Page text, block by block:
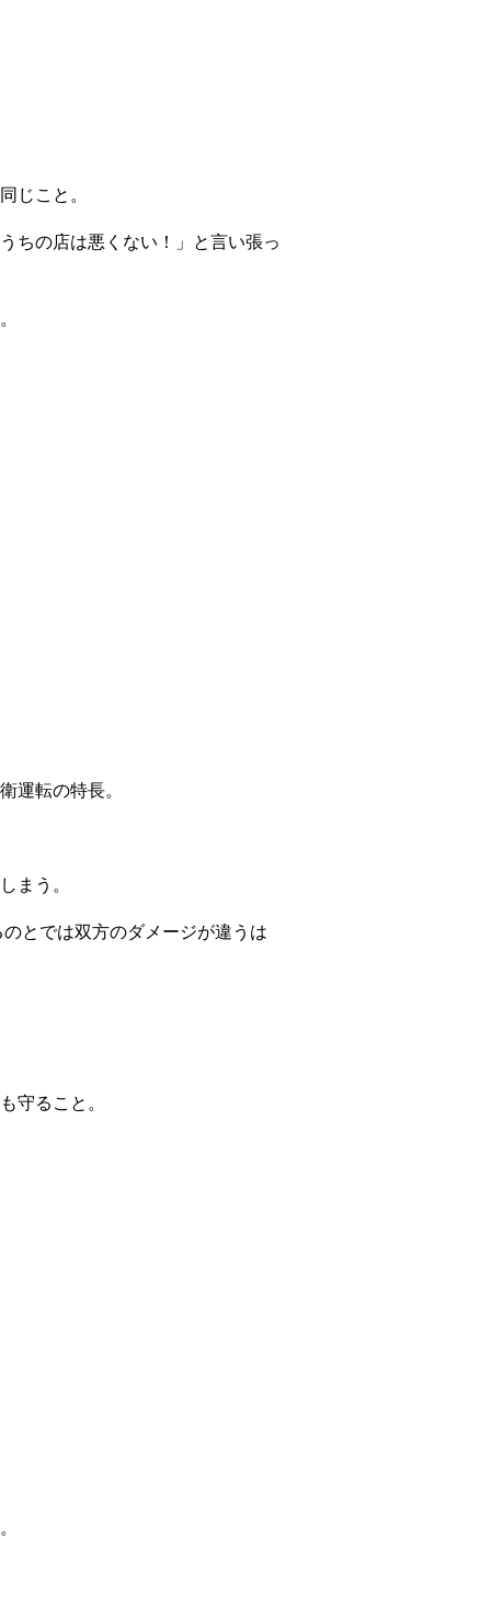
じこと。
ちの店は悪くない！」と言い張っ
運転の特長。
まう。
とでは双方のダメージが違うは
守ること。